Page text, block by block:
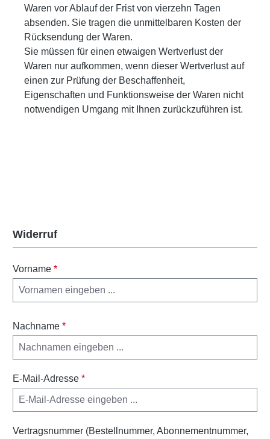
Waren vor Ablauf der Frist von vierzehn Tagen
absenden. Sie tragen die unmittelbaren Kosten der
Rücksendung der Waren.
Sie müssen für einen etwaigen Wertverlust der
Waren nur aufkommen, wenn dieser Wertverlust auf
einen zur Prüfung der Beschaffenheit,
Eigenschaften und Funktionsweise der Waren nicht
notwendigen Umgang mit Ihnen zurückzuführen ist.
Widerruf
Vorname *
Nachname *
E-Mail-Adresse *
Vertragsnummer (Bestellnummer, Abonnementnummer,